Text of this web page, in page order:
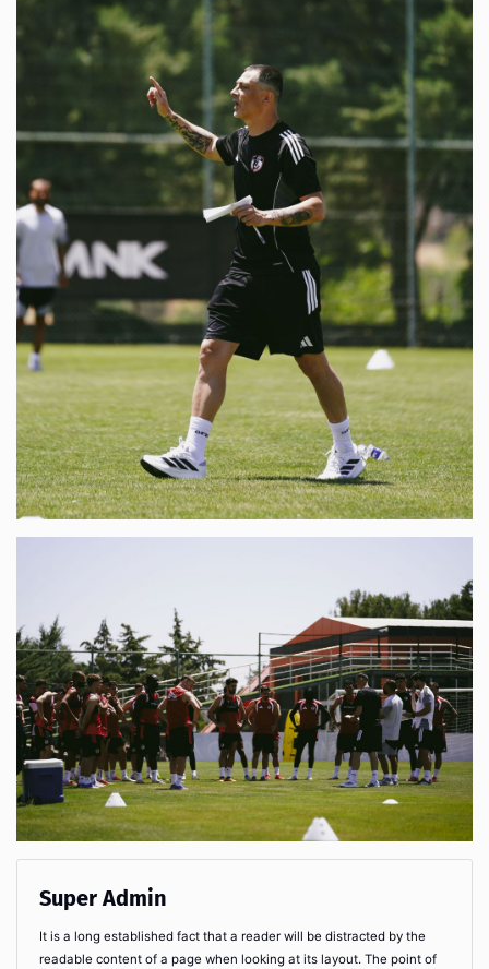
Super Admin
It is a long established fact that a reader will be distracted by the
readable content of a page when looking at its layout. The point of